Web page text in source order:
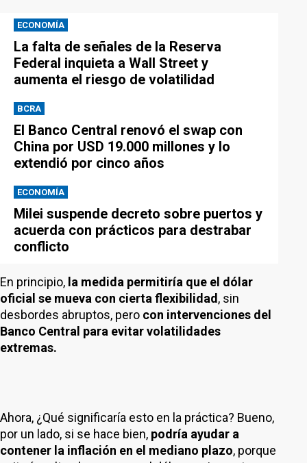
ECONOMÍA
La falta de señales de la Reserva
Federal inquieta a Wall Street y
aumenta el riesgo de volatilidad
BCRA
El Banco Central renovó el swap con
China por USD 19.000 millones y lo
extendió por cinco años
ECONOMÍA
Milei suspende decreto sobre puertos y
acuerda con prácticos para destrabar
conflicto
En principio, la medida permitiría que el dólar
oficial se mueva con cierta flexibilidad , sin
desbordes abruptos, pero con intervenciones del
Banco Central para evitar volatilidades
extremas.
Ahora, ¿Qué significaría esto en la práctica? Bueno,
por un lado, si se hace bien, podría ayudar a
contener la inflación en el mediano plazo, porque